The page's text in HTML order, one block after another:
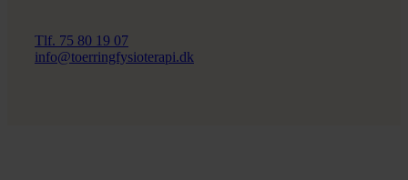
Tlf. 75 80 19 07
info@toerringfysioterapi.dk